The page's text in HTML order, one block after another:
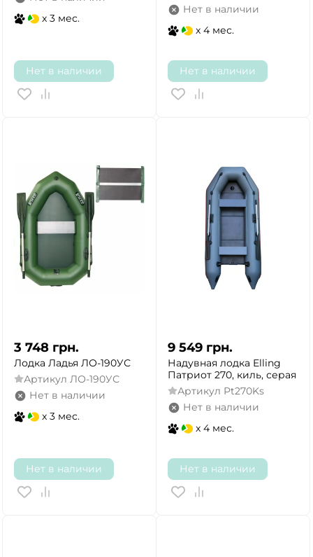
x 3 мес.
Нет в наличии
Нет в наличии
x 4 мес.
Нет в наличии
3 748 грн.
Лодка Ладья ЛО-190УС
Артикул ЛО-190УС
Нет в наличии
x 3 мес.
Нет в наличии
9 549 грн.
Надувная лодка Elling
Патриот 270, киль, серая
Артикул Pt270Ks
Нет в наличии
x 4 мес.
Нет в наличии
ДА